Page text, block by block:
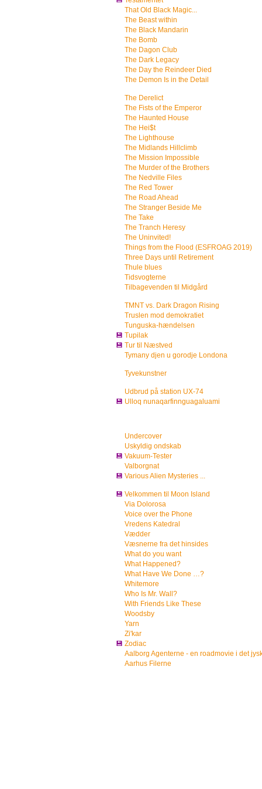
That Old Black Magic...
The Beast within
The Black Mandarin
The Bomb
The Dagon Club
The Dark Legacy
The Day the Reindeer Died
The Demon Is in the Detail
The Derelict
The Fists of the Emperor
The Haunted House
The Hei$t
The Lighthouse
The Midlands Hillclimb
The Mission Impossible
The Murder of the Brothers
The Nedville Files
The Red Tower
The Road Ahead
The Stranger Beside Me
The Take
The Tranch Heresy
The Uninvited!
Things from the Flood (ESFROAG 2019)
Three Days until Retirement
Thule blues
Tidsvogterne
Tilbagevenden til Midgård
TMNT vs. Dark Dragon Rising
Truslen mod demokratiet
Tunguska-hændelsen
💾 Tupilak
💾 Tur til Næstved
Tymany djen u gorodje Londona
Tyvekunstner
Udbrud på station UX-74
💾 Ulloq nunaqarfinnguagaluami
Undercover
Uskyldig ondskab
💾 Vakuum-Tester
Valborgnat
💾 Various Alien Mysteries ...
💾 Velkommen til Moon Island
Via Dolorosa
Voice over the Phone
Vredens Katedral
Vædder
Væsnerne fra det hinsides
What do you want
What Happened?
What Have We Done …?
Whitemore
Who Is Mr. Wall?
With Friends Like These
Woodsby
Yarn
Zi'kar
💾 Zodiac
Aalborg Agenterne - en roadmovie i det
Aarhus Filerne